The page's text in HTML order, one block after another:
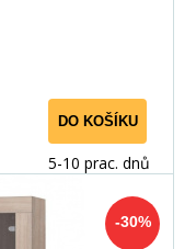
DO KOŠÍKU
5-10 prac. dnů
-30%